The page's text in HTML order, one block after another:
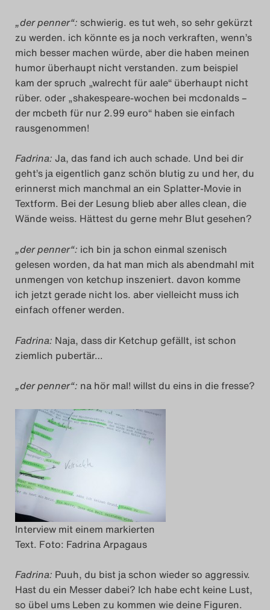
„der penner“: schwierig. es tut weh, so sehr gekürzt
zu werden. ich könnte es ja noch verkraften, wenn’s
mich besser machen würde, aber die haben meinen
humor überhaupt nicht verstanden. zum beispiel
kam der spruch „walrecht für aale“ überhaupt nicht
rüber. oder „shakespeare-wochen bei mcdonalds –
der mcbeth für nur 2.99 euro“ haben sie einfach
rausgenommen!
Fadrina: Ja, das fand ich auch schade. Und bei dir
geht’s ja eigentlich ganz schön blutig zu und her, du
erinnerst mich manchmal an ein Splatter-Movie in
Textform. Bei der Lesung blieb aber alles clean, die
Wände weiss. Hättest du gerne mehr Blut gesehen?
„der penner“: ich bin ja schon einmal szenisch
gelesen worden, da hat man mich als abendmahl mit
unmengen von ketchup inszeniert. davon komme
ich jetzt gerade nicht los. aber vielleicht muss ich
einfach offener werden.
Fadrina: Naja, dass dir Ketchup gefällt, ist schon
ziemlich pubertär…
„der penner“: na hör mal! willst du eins in die fresse?
Interview mit einem markierten
Text. Foto: Fadrina Arpagaus
Fadrina: Puuh, du bist ja schon wieder so aggressiv.
Hast du ein Messer dabei? Ich habe echt keine Lust,
so übel ums Leben zu kommen wie deine Figuren.